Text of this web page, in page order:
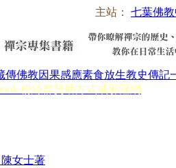
主站： 七葉佛
傳佛教因果感應素食放生教史傳記
粉絲群贊助方式戒邪淫網
女士著